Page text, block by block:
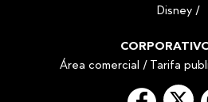
Disney /
Área comercial / Tarifa